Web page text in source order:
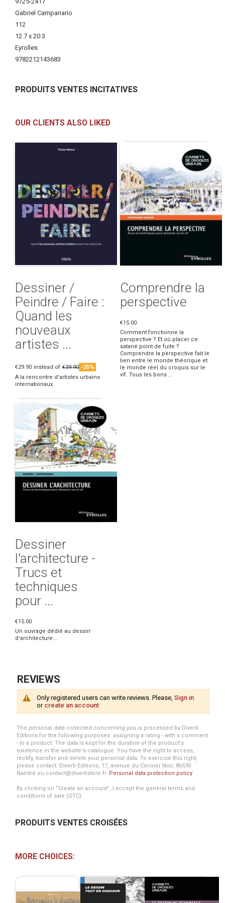
Information
Gabriel Campanario
112
12.7 x 20.3
Eyrolles
9782212143683
PRODUITS VENTES INCITATIVES
OUR CLIENTS ALSO LIKED
Dessiner /
Peindre / Faire :
Quand les
nouveaux
artistes ...
€29.90 instead of €39.90 -25%
A la rencontre d'artistes urbains
internationaux
Comprendre la
perspective
€15.00
Comment fonctionne la
perspective ? Et où placer ce
satané point de fuite ?
Comprendre la perspective fait le
lien entre le monde théorique et
le monde réel du croquis sur le
vif. Tous les bons ...
Dessiner
l'architecture -
Trucs et
techniques
pour ...
€15.00
Un ouvrage dédié au dessin
d'architecture...
REVIEWS
Only registered users can write reviews. Please, Sign in
or create an account
The personal data collected concerning you is processed by Diverti
Editions for the following purposes: assigning a rating - with a comment
- to a product. The data is kept for the duration of the product's
existence in the website's catalogue. You have the right to access,
rectify, transfer and delete your personal data. To exercise this right,
please contact: Diverti Editions, 17, avenue du Cerisier Noir, 86530
Naintré ou contact@divertistore.fr. Personal data protection policy.
By clicking on “Create an account”, I accept the general terms and
conditions of sale (GTC).
PRODUITS VENTES CROISÉES
MORE CHOICES: